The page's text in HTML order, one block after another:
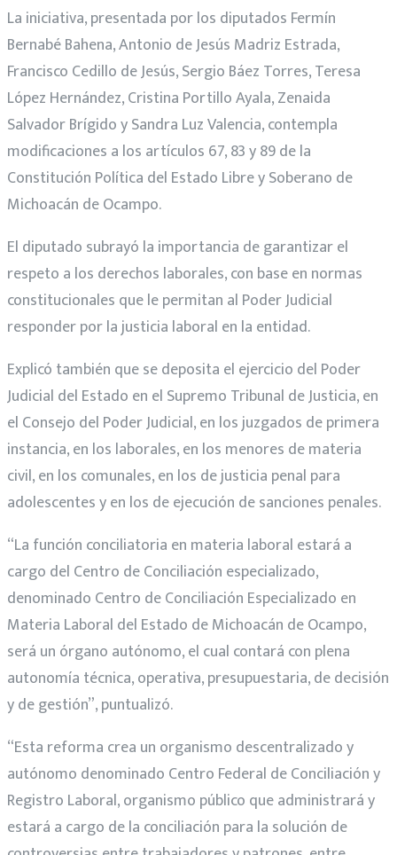
La iniciativa, presentada por los diputados Fermín
Bernabé Bahena, Antonio de Jesús Madriz Estrada,
Francisco Cedillo de Jesús, Sergio Báez Torres, Teresa
López Hernández, Cristina Portillo Ayala, Zenaida
Salvador Brígido y Sandra Luz Valencia, contempla
modificaciones a los artículos 67, 83 y 89 de la
Constitución Política del Estado Libre y Soberano de
Michoacán de Ocampo.
El diputado subrayó la importancia de garantizar el
respeto a los derechos laborales, con base en normas
constitucionales que le permitan al Poder Judicial
responder por la justicia laboral en la entidad.
Explicó también que se deposita el ejercicio del Poder
Judicial del Estado en el Supremo Tribunal de Justicia, en
el Consejo del Poder Judicial, en los juzgados de primera
instancia, en los laborales, en los menores de materia
civil, en los comunales, en los de justicia penal para
adolescentes y en los de ejecución de sanciones penales.
“La función conciliatoria en materia laboral estará a
cargo del Centro de Conciliación especializado,
denominado Centro de Conciliación Especializado en
Materia Laboral del Estado de Michoacán de Ocampo,
será un órgano autónomo, el cual contará con plena
autonomía técnica, operativa, presupuestaria, de decisión
y de gestión”, puntualizó.
“Esta reforma crea un organismo descentralizado y
autónomo denominado Centro Federal de Conciliación y
Registro Laboral, organismo público que administrará y
estará a cargo de la conciliación para la solución de